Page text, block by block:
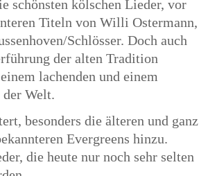
schönsten kölschen Lieder, vor
Titeln von Willi Ostermann,
Schlösser. Doch auch
der alten Tradition
lachenden und einem
der Welt.
besonders die älteren und ganz
Evergreens hinzu.
die heute nur noch sehr selten